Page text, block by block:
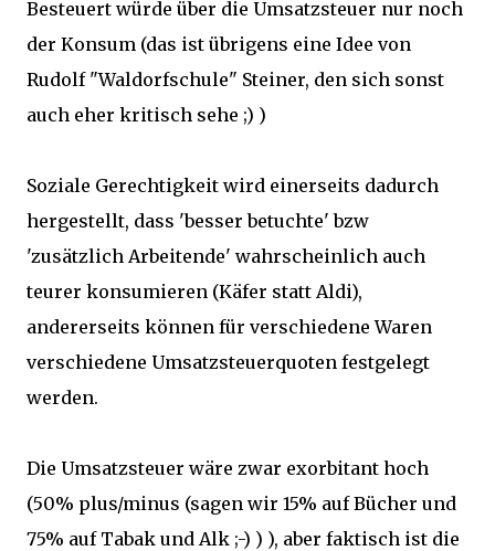
Besteuert würde über die Umsatzsteuer nur noch
der Konsum (das ist übrigens eine Idee von
Rudolf "Waldorfschule" Steiner, den sich sonst
auch eher kritisch sehe ;) )
Soziale Gerechtigkeit wird einerseits dadurch
hergestellt, dass 'besser betuchte' bzw
'zusätzlich Arbeitende' wahrscheinlich auch
teurer konsumieren (Käfer statt Aldi),
andererseits können für verschiedene Waren
verschiedene Umsatzsteuerquoten festgelegt
werden.
Die Umsatzsteuer wäre zwar exorbitant hoch
(50% plus/minus (sagen wir 15% auf Bücher und
75% auf Tabak und Alk ;-) ) ), aber faktisch ist die